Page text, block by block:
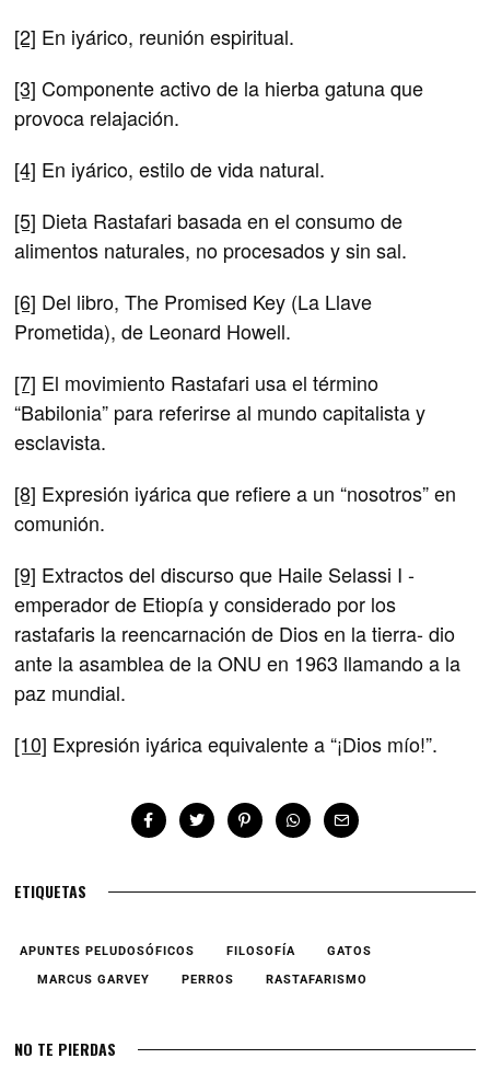
[2] En iyárico, reunión espiritual.
[3] Componente activo de la hierba gatuna que
provoca relajación.
[4] En iyárico, estilo de vida natural.
[5] Dieta Rastafari basada en el consumo de
alimentos naturales, no procesados y sin sal.
[6] Del libro, The Promised Key (La Llave
Prometida), de Leonard Howell.
[7] El movimiento Rastafari usa el término
“Babilonia” para referirse al mundo capitalista y
esclavista.
[8] Expresión iyárica que refiere a un “nosotros” en
comunión.
[9] Extractos del discurso que Haile Selassi I -
emperador de Etiopía y considerado por los
rastafaris la reencarnación de Dios en la tierra- dio
ante la asamblea de la ONU en 1963 llamando a la
paz mundial.
[10] Expresión iyárica equivalente a “¡Dios mío!”.
ETIQUETAS
APUNTES PELUDOSÓFICOS FILOSOFÍA
GATOS
MARCUS GARVEY
PERROS RASTAFARISMO
NO TE PIERDAS